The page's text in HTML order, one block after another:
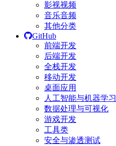
影视视频
音乐音频
其他分类
GitHub
前端开发
后端开发
全栈开发
移动开发
桌面应用
人工智能与机器学习
数据处理与可视化
游戏开发
工具类
安全与渗透测试